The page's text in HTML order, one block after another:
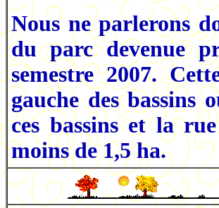
Nous ne parlerons
du parc devenue
semestre 2007.
gauche des bassins
ces bassins et la
moins de 1,5 ha.